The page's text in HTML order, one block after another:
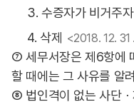
3. 수증자가 비거주
4. 삭제
<2018. 12. 31
⑦ 세무서장은 제6항에
할 때에는 그 사유를 알
⑧ 법인격이 없는 사단